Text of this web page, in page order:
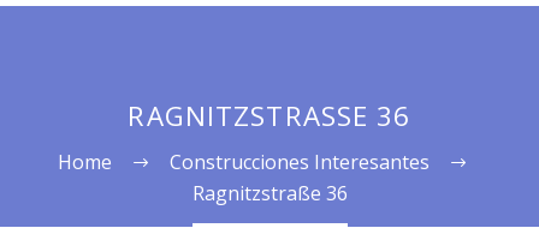
RAGNITZSTRASSE 36
Home
Construcciones Interesantes
Ragnitzstraße 36